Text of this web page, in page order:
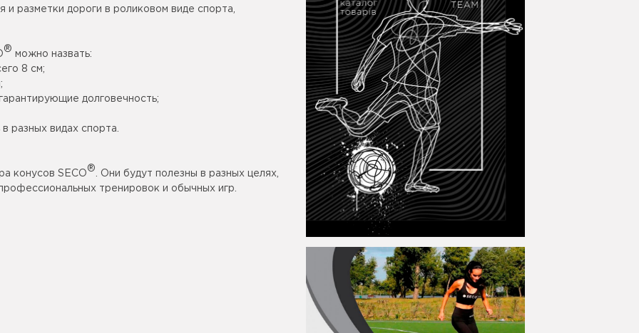
и разметки дороги в роликовом виде спорта,
®
можно назвать:
8 см;
долговечность;
разных видах спорта.
конусов SECO
®
. Они будут полезны в разных целях,
тренировок и обычных игр.